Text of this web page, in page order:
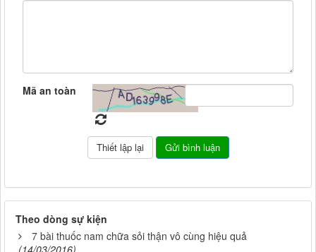
Mã an toàn
Theo dòng sự kiện
7 bài thuốc nam chữa sỏi thận vô cùng hiệu quả
(14/03/2016)